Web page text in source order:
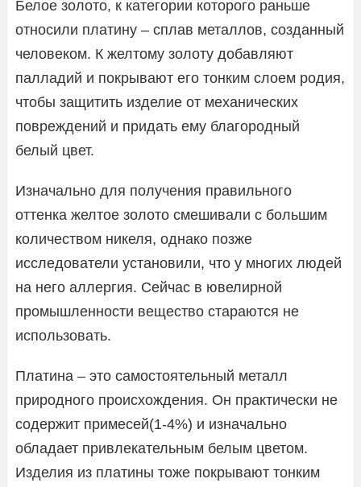
Белое золото, к категории которого раньше
относили платину – сплав металлов, созданный
человеком. К желтому золоту добавляют
палладий и покрывают его тонким слоем родия,
чтобы защитить изделие от механических
повреждений и придать ему благородный
белый цвет.
Изначально для получения правильного
оттенка желтое золото смешивали с большим
количеством никеля, однако позже
исследователи установили, что у многих людей
на него аллергия. Сейчас в ювелирной
промышленности вещество стараются не
использовать.
Платина – это самостоятельный металл
природного происхождения. Он практически не
содержит примесей(1-4%) и изначально
обладает привлекательным белым цветом.
Изделия из платины тоже покрывают тонким